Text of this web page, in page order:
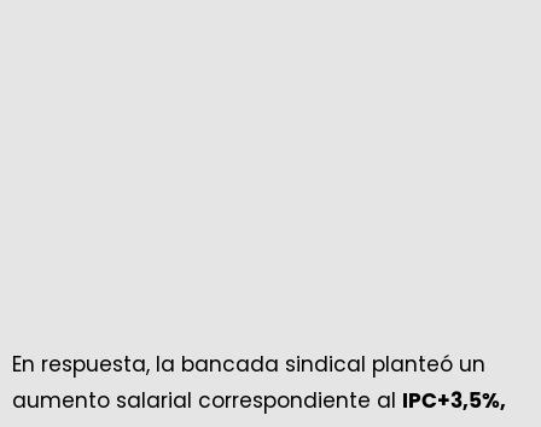
En respuesta, la bancada sindical planteó un
aumento salarial correspondiente al
IPC+3,5%,